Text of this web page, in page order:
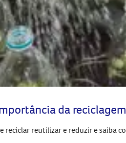
da
reciclar reutilizar e reduzir e saiba